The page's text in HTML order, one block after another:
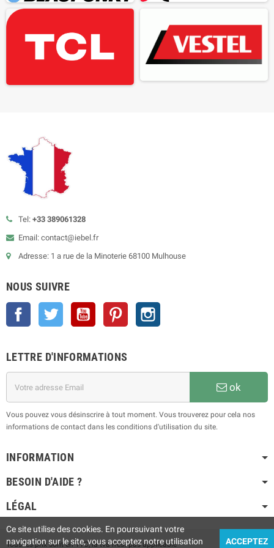
Tel: +33 389061328
Email: contact@iebel.fr
Adresse: 1 a rue de la Minoterie 68100 Mulhouse
NOUS SUIVRE
Facebook Twitter YouTube Pinterest
LETTRE D'INFORMATIONS
ok
Vous pouvez vous désinscrire à tout moment. Vous trouverez pour cela nos
informations de contact dans les conditions d'utilisation du site.
INFORMATION
BESOIN D'AIDE ?
LÉGAL
Tous les prix sont en TTC, la tva n'est pas applicable
Ce site utilise des cookies. En poursuivant votre
navigation sur le site, vous acceptez notre utilisation
ACCEPTEZ